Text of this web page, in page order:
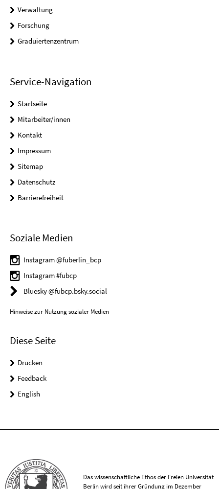
Verwaltung
Forschung
Graduiertenzentrum
Service-Navigation
Startseite
Mitarbeiter/innen
Kontakt
Impressum
Sitemap
Datenschutz
Barrierefreiheit
Soziale Medien
Instagram @fuberlin_bcp
Instagram #fubcp
Bluesky @fubcp.bsky.social
Hinweise zur Nutzung sozialer Medien
Diese Seite
Drucken
Feedback
English
Das wissenschaftliche Ethos der Freien Universität
Berlin wird seit ihrer Gründung im Dezember